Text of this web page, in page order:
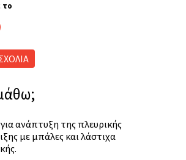
το
ανάπτυξη της πλευρικής
με μπάλες και λάστιχα